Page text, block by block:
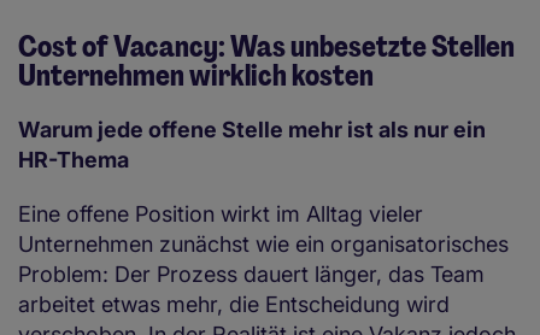
Cost of Vacancy: Was unbesetzte Stellen
Unternehmen wirklich kosten
Warum jede offene Stelle mehr ist als nur ein
HR-Thema
Eine offene Position wirkt im Alltag vieler
Unternehmen zunächst wie ein organisatorisches
Problem: Der Prozess dauert länger, das Team
arbeitet etwas mehr, die Entscheidung wird